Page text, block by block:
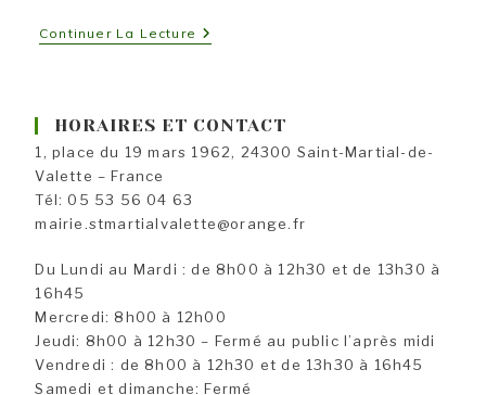
Continuer La Lecture Agenda
Salle
HORAIRES ET CONTACT
1, place du 19 mars 1962, 24300 Saint-Martial-de-
Valette – France
Tél: 05 53 56 04 63
mairie.stmartialvalette@orange.fr
Du Lundi au Mardi : de 8h00 à 12h30 et de 13h30 à
16h45
Mercredi: 8h00 à 12h00
Jeudi: 8h00 à 12h30 – Fermé au public l’après midi
Vendredi : de 8h00 à 12h30 et de 13h30 à 16h45
Samedi et dimanche: Fermé